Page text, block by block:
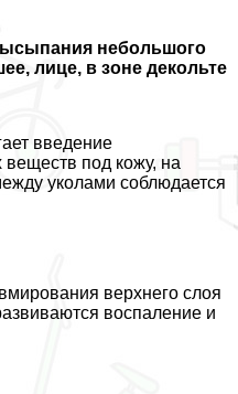
небольшого
лице, в зоне декольте
введение
под кожу, на
уколами соблюдается
верхнего слоя
воспаление и